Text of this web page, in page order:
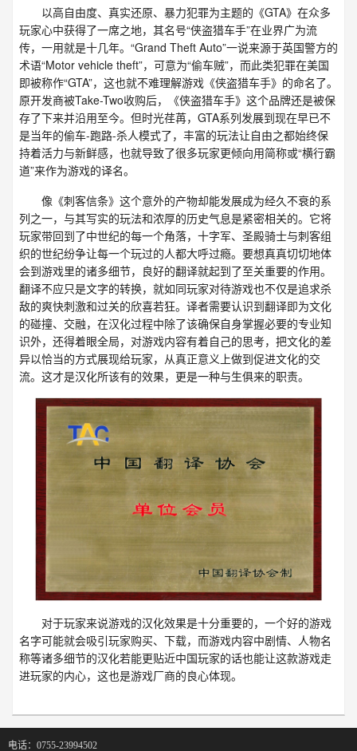
以高自由度、真实还原、暴力犯罪为主题的《GTA》在众多
玩家心中获得了一席之地，其名号“侠盗猎车手”在业界广为流
传，一用就是十几年。“Grand Theft Auto”一说来源于英国警方的
术语“Motor vehicle theft”，可意为“偷车贼”，而此类犯罪在美国
即被称作“GTA”，这也就不难理解游戏《侠盗猎车手》的命名了。
原开发商被Take-Two收购后，《侠盗猎车手》这个品牌还是被保
存了下来并沿用至今。但时光荏苒，GTA系列发展到现在早已不
是当年的偷车-跑路-杀人模式了，丰富的玩法让自由之都始终保
持着活力与新鲜感，也就导致了很多玩家更倾向用简称或“横行霸
道”来作为游戏的译名。
像《刺客信条》这个意外的产物却能发展成为经久不衰的系
列之一，与其写实的玩法和浓厚的历史气息是紧密相关的。它将
玩家带回到了中世纪的每一个角落，十字军、圣殿骑士与刺客组
织的世纪纷争让每一个玩过的人都大呼过瘾。要想真真切切地体
会到游戏里的诸多细节，良好的翻译就起到了至关重要的作用。
翻译不应只是文字的转换，就如同玩家对待游戏也不仅是追求杀
敌的爽快刺激和过关的欣喜若狂。译者需要认识到翻译即为文化
的碰撞、交融，在汉化过程中除了该确保自身掌握必要的专业知
识外，还得着眼全局，对游戏内容有着自己的思考，把文化的差
异以恰当的方式展现给玩家，从真正意义上做到促进文化的交
流。这才是汉化所该有的效果，更是一种与生俱来的职责。
对于玩家来说游戏的汉化效果是十分重要的，一个好的游戏
名字可能就会吸引玩家购买、下载，而游戏内容中剧情、人物名
称等诸多细节的汉化若能更贴近中国玩家的话也能让这款游戏走
进玩家的内心，这也是游戏厂商的良心体现。
电话：0755-23994502